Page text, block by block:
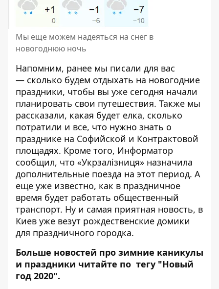
Мы еще можем надеяться на снег в
новогоднюю ночь
Напомним, ранее мы писали для вас
— сколько будем отдыхать на новогодние
праздники, чтобы вы уже сегодня начали
планировать свои путешествия. Также мы
рассказали, какая будет елка, сколько
потратили и все, что нужно знать о
празднике на Софийской и Контрактовой
площадях. Кроме того, Информатор
сообщил, что «Укрзалізниця» назначила
дополнительные поезда на этот период. А
еще уже известно, как в праздничное
время будет работать общественный
транспорт. Ну и самая приятная новость, в
Киев уже везут рождественские домики
для праздничного городка.
Больше новостей про зимние каникулы
и праздники читайте по тегу "Новый
год 2020".